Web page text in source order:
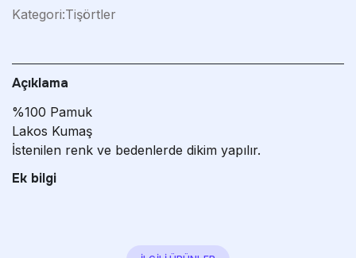
Kategori:Tişörtler
Açıklama
%100 Pamuk
Lakos Kumaş
İstenilen renk ve bedenlerde dikim yapılır.
Ek bilgi